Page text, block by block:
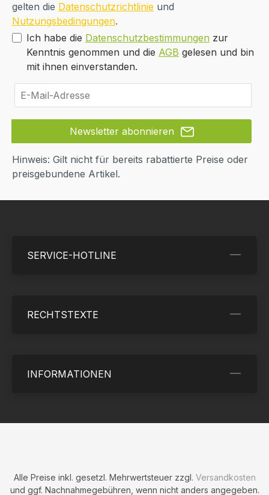
gelten die Datenschutzrichtlinie und
Nutzungsbedingungen.
Ich habe die Datenschutzbestimmungen zur
Kenntnis genommen und die AGB gelesen und bin
mit ihnen einverstanden.
Newsletter abonnieren
Hinweis: Gilt nicht für bereits rabattierte Preise oder
preisgebundene Artikel.
SERVICE-HOTLINE
RECHTSTEXTE
INFORMATIONEN
Alle Preise inkl. gesetzl. Mehrwertsteuer zzgl. Versandkosten
und ggf. Nachnahmegebühren, wenn nicht anders angegeben.